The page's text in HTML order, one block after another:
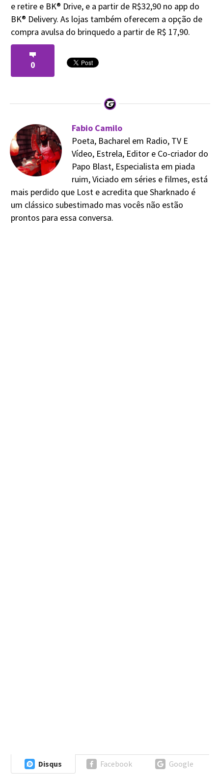
e retire e BK® Drive, e a partir de R$32,90 no app do
BK® Delivery. As lojas também oferecem a opção de
compra avulsa do brinquedo a partir de R$ 17,90.
0
Fabio Camilo
Poeta, Bacharel em Radio, TV E
Vídeo, Estrela, Editor e Co-criador do
Papo Blast, Especialista em piada
ruim, Viciado em séries e filmes, está
mais perdido que Lost e acredita que Sharknado é
um clássico subestimado mas vocês não estão
prontos para essa conversa.
Disqus Facebook Google